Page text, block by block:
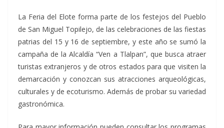
La Feria del Elote forma parte de los festejos del Pueblo
de San Miguel Topilejo, de las celebraciones de las fiestas
patrias del 15 y 16 de septiembre, y este año se sumó la
campaña de la Alcaldía “Ven a Tlalpan”, que busca atraer
turistas extranjeros y de otros estados para que visiten la
demarcación y conozcan sus atracciones arqueológicas,
culturales y de ecoturismo. Además de probar su variedad
gastronómica.